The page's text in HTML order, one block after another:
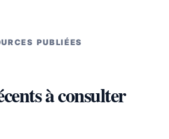
PUBLIÉES
à consulter